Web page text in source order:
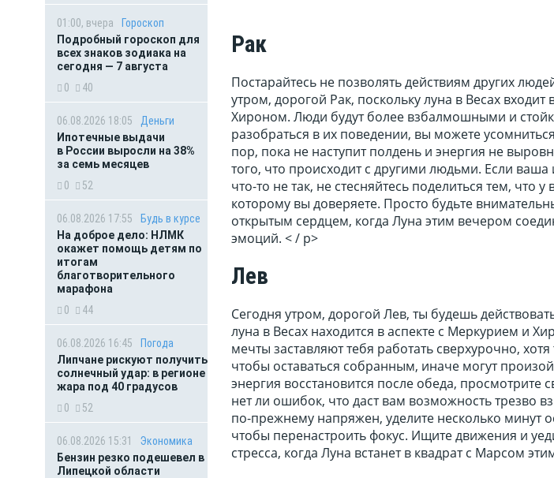
01:00, вчера
Гороскоп
Подробный гороскоп для
всех знаков зодиака на
сегодня — 7 августа
0
40
06.08.2026 18:05
Деньги
Ипотечные выдачи
в России выросли на 38%
за семь месяцев
0
52
06.08.2026 17:55
Будь в курсе
На доброе дело: НЛМК
окажет помощь детям по
итогам
благотворительного
марафона
0
44
06.08.2026 16:45
Погода
Липчане рискуют получить
солнечный удар: в регионе
жара под 40 градусов
0
52
06.08.2026 15:31
Экономика
Бензин резко подешевел в
Липецкой области
Рак
Постарайтесь не позволять действиям других
утром, дорогой Рак, поскольку луна в Весах
Хироном. Люди будут более взбалмошными и
разобраться в их поведении, вы можете
пор, пока не наступит полдень и энергия не
того, что происходит с другими людьми. Если ваша
что-то не так, не стесняйтесь поделиться тем, что
которому вы доверяете. Просто будьте
открытым сердцем, когда Луна этим вечером
эмоций. < / p>
Лев
Сегодня утром, дорогой Лев, ты будешь
луна в Весах находится в аспекте с Меркурием и
мечты заставляют тебя работать сверхурочно,
чтобы оставаться собранным, иначе могут
энергия восстановится после обеда, просмотрите
нет ли ошибок, что даст вам возможность трезво
по-прежнему напряжен, уделите несколько минут
чтобы перенастроить фокус. Ищите движения и
стресса, когда Луна встанет в квадрат с Марсом